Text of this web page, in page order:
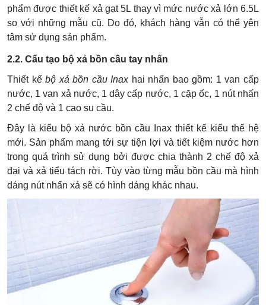
phẩm được thiết kế xả gạt 5L thay vì mức nước xả lớn 6.5L
so với những mẫu cũ. Do đó, khách hàng vẫn có thể yên
tâm sử dụng sản phẩm.
2.2. Cấu tạo bộ xả bồn cầu tay nhấn
Thiết kếbộ xả bồn cầu Inaxhai nhấn bao gồm: 1 van cấp
nước, 1 van xả nước, 1 dây cấp nước, 1 cặp ốc, 1 nút nhấn
2 chế độ và 1 cao su cầu.
Đây là kiểu bộ xả nước bồn cầu Inax thiết kế kiểu thế hệ
mới. Sản phẩm mang tới sự tiện lợi và tiết kiệm nước hơn
trong quá trình sử dụng bởi được chia thành 2 chế độ xả
đại và xả tiểu tách rời. Tùy vào từng mẫu bồn cầu mà hình
dáng nút nhấn xả sẽ có hình dáng khác nhau.